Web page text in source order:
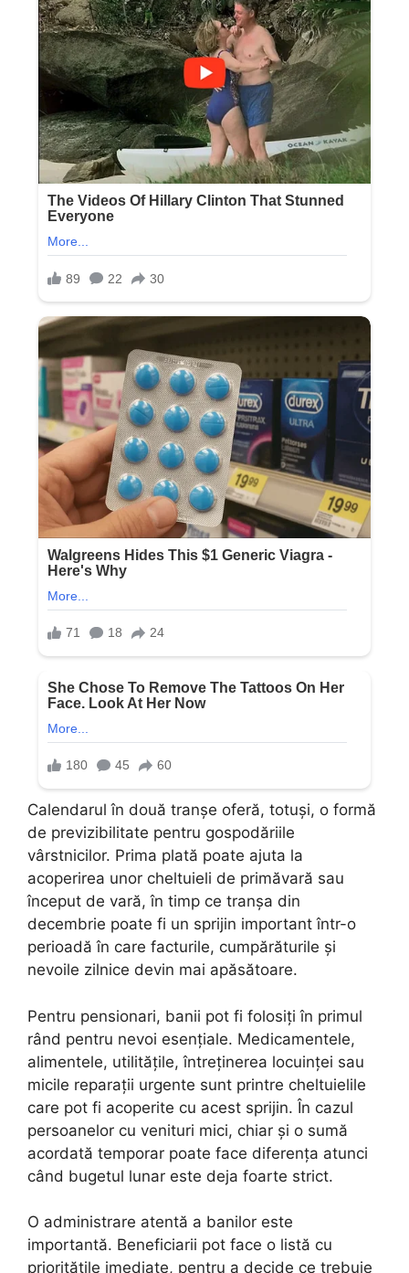
Calendarul în două tranșe oferă, totuși, o formă
de previzibilitate pentru gospodăriile
vârstnicilor. Prima plată poate ajuta la
acoperirea unor cheltuieli de primăvară sau
început de vară, în timp ce tranșa din
decembrie poate fi un sprijin important într-o
perioadă în care facturile, cumpărăturile și
nevoile zilnice devin mai apăsătoare.
Pentru pensionari, banii pot fi folosiți în primul
rând pentru nevoi esențiale. Medicamentele,
alimentele, utilitățile, întreținerea locuinței sau
micile reparații urgente sunt printre cheltuielile
care pot fi acoperite cu acest sprijin. În cazul
persoanelor cu venituri mici, chiar și o sumă
acordată temporar poate face diferența atunci
când bugetul lunar este deja foarte strict.
O administrare atentă a banilor este
importantă. Beneficiarii pot face o listă cu
prioritățile imediate, pentru a decide ce trebuie